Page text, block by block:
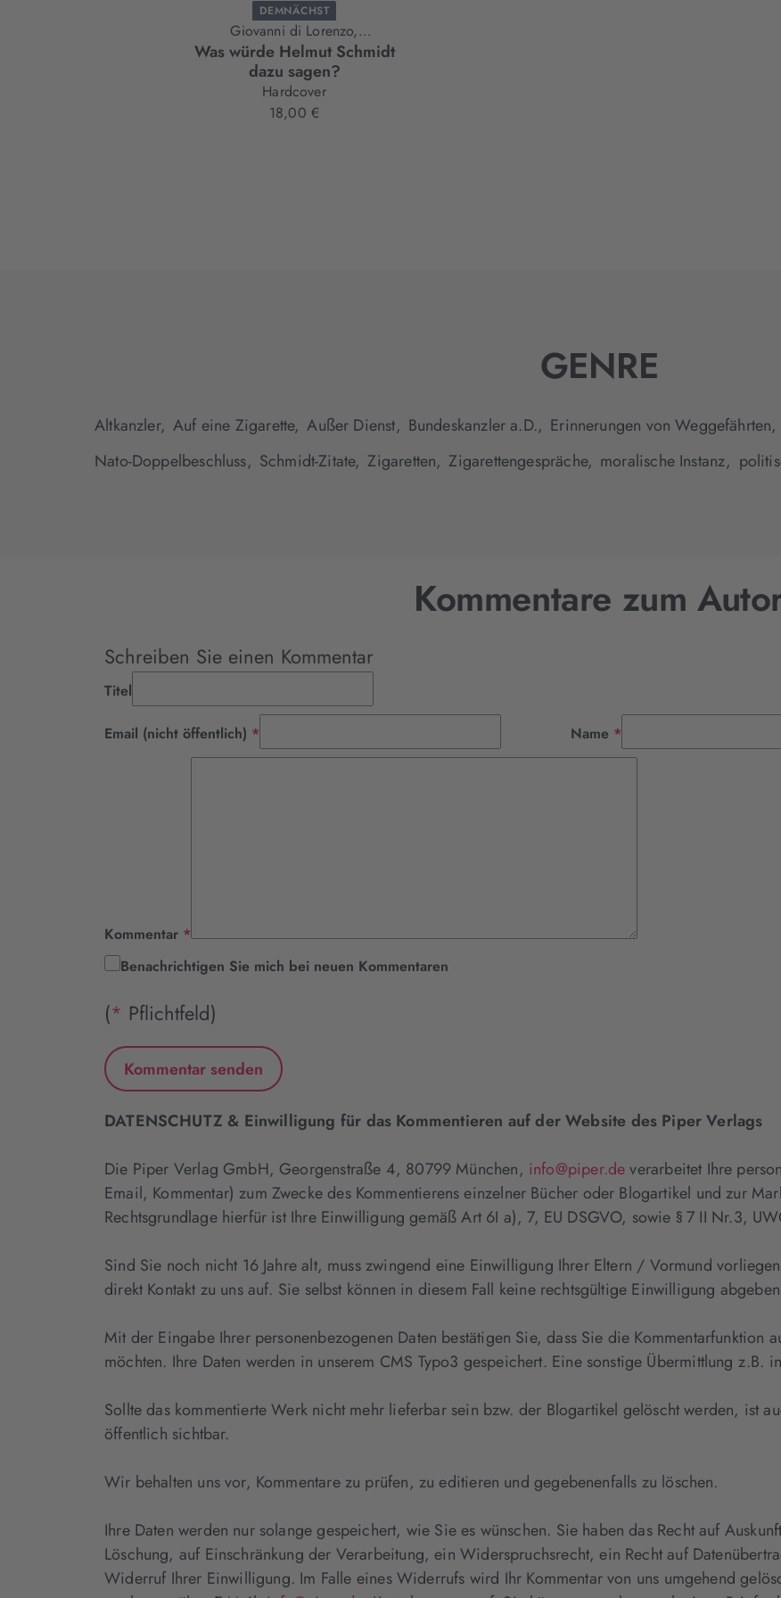
DEMNÄCHST
Giovanni di Lorenzo,
Thomas Karlauf,
Sandra Maischberger,
Peer Steinbrück
Was würde Helmut Schmidt
dazu sagen?
Hardcover
18,00 €
GENRE
Altkanzler, Auf eine Zigarette, Außer Dienst, Bundeskanzler a.D., Erinnerungen von Weggefährten,
Nato-Doppelbeschluss, Schmidt-Zitate, Zigaretten, Zigarettengespräche, moralische Instanz,
Kommentare zum
Schreiben Sie einen Kommentar
Titel
Email (nicht öffentlich) * Name *Pflichtfeld
Kommentar *Pflichtfeld
Benachrichtigen Sie mich bei neuen Kommentaren
(* Pflichtfeld)
DATENSCHUTZ & Einwilligung für das Kommentieren auf der Website des Piper Verlags
Die Piper Verlag GmbH, Georgenstraße 4, 80799 München, info@piper.deverarbeitet Ihre
Email, Kommentar) zum Zwecke des Kommentierens einzelner Bücher oder Blogartikel und zur
Rechtsgrundlage hierfür ist Ihre Einwilligung gemäß Art 6I a), 7, EU DSGVO, sowie § 7 II Nr.3,
Sind Sie noch nicht 16 Jahre alt, muss zwingend eine Einwilligung Ihrer Eltern / Vormund
direkt Kontakt zu uns auf. Sie selbst können in diesem Fall keine rechtsgültige Einwilligung
Mit der Eingabe Ihrer personenbezogenen Daten bestätigen Sie, dass Sie die Kommentarfunktion
möchten. Ihre Daten werden in unserem CMS Typo3 gespeichert. Eine sonstige Übermittlung z.B.
Sollte das kommentierte Werk nicht mehr lieferbar sein bzw. der Blogartikel gelöscht werden, ist
öffentlich sichtbar.
Wir behalten uns vor, Kommentare zu prüfen, zu editieren und gegebenenfalls zu löschen.
Ihre Daten werden nur solange gespeichert, wie Sie es wünschen. Sie haben das Recht auf
Löschung, auf Einschränkung der Verarbeitung, ein Widerspruchsrecht, ein Recht auf
Widerruf Ihrer Einwilligung. Im Falle eines Widerrufs wird Ihr Kommentar von uns umgehend